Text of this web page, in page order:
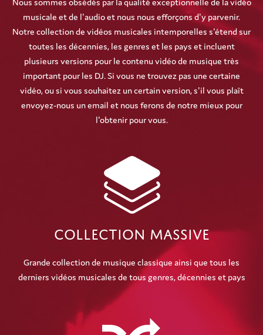
musicale et de l'audio et nous nous efforçons d'y parvenir.
Notre collection de vidéos musicales intemporelles s'étend sur
toutes les décennies, les genres et les pays et incluent
plusieurs versions pour le contenu vidéo de musique très
important pour les DJ. Si vous ne trouvez pas une certaine
vidéo, ou si vous souhaitez un certain version, s'il vous plaît
envoyez-nous un email et nous ferons de notre mieux pour
l'obtenir pour vous.
Collection Massive
Grande collection de musique classique ainsi que tous les
derniers vidéos musicales de tous genres, décennies et pays